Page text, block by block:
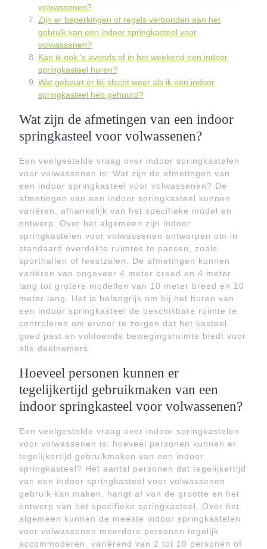
volwassenen?
Zijn er beperkingen of regels verbonden aan het
gebruik van een indoor springkasteel voor
volwassenen?
Kan ik ook ’s avonds of in het weekend een indoor
springkasteel huren?
Wat gebeurt er bij slecht weer als ik een indoor
springkasteel heb gehuurd?
Wat zijn de afmetingen van een indoor
springkasteel voor volwassenen?
Een veelgestelde vraag over indoor springkastelen
voor volwassenen is: Wat zijn de afmetingen van
een indoor springkasteel voor volwassenen? De
afmetingen van een indoor springkasteel kunnen
variëren, afhankelijk van het specifieke model en
ontwerp. Over het algemeen zijn indoor
springkastelen voor volwassenen ontworpen om in
standaard overdekte ruimtes te passen, zoals
sporthallen of feestzalen. De afmetingen kunnen
variëren van ongeveer 4 meter breed en 4 meter
lang tot grotere modellen van 10 meter breed en 10
meter lang. Het is belangrijk om bij het huren van
een indoor springkasteel de beschikbare ruimte te
controleren om ervoor te zorgen dat het kasteel
goed past en voldoende bewegingsruimte biedt voor
alle deelnemers.
Hoeveel personen kunnen er
tegelijkertijd gebruikmaken van een
indoor springkasteel voor volwassenen?
Een veelgestelde vraag over indoor springkastelen
voor volwassenen is: hoeveel personen kunnen er
tegelijkertijd gebruikmaken van een indoor
springkasteel? Het aantal personen dat tegelijkertijd
van een indoor springkasteel voor volwassenen
gebruik kan maken, hangt af van de grootte en het
ontwerp van het specifieke springkasteel. Over het
algemeen kunnen de meeste indoor springkastelen
voor volwassenen meerdere personen tegelijk
accommoderen, variërend van 2 tot 10 personen of